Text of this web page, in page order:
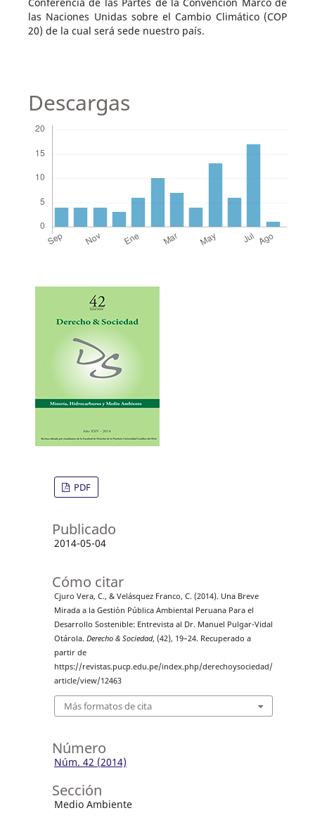
las Naciones Unidas sobre el Cambio Climático (COP
20) de la cual será sede nuestro país.
Descargas
PDF
Publicado
2014-05-04
Cómo citar
Cjuro Vera, C., & Velásquez Franco, C. (2014). Una Breve
Mirada a la Gestión Pública Ambiental Peruana Para el
Desarrollo Sostenible: Entrevista al Dr. Manuel Pulgar-Vidal
Otárola. Derecho & Sociedad, (42), 19–24. Recuperado a
partir de
https://revistas.pucp.edu.pe/index.php/derechoysociedad/
article/view/12463
Más formatos de cita
Número
Núm. 42 (2014)
Sección
Medio Ambiente